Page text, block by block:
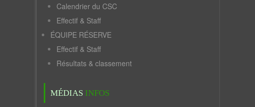
Calendrier du CSC
Effectif & Staff
ÉQUIPE RÉSERVE
Effectif & Staff
Résultats & classement
MÉDIAS INFOS